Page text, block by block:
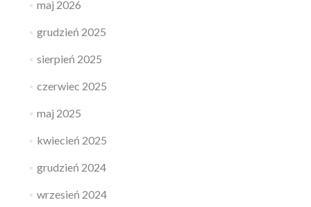
maj 2026
grudzień 2025
sierpień 2025
czerwiec 2025
maj 2025
kwiecień 2025
grudzień 2024
wrzesień 2024